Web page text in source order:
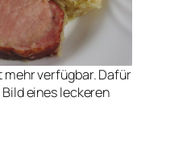
mehr verfügbar. Dafür
eines leckeren